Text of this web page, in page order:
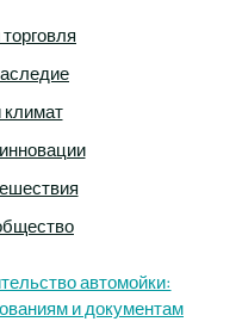
климат
автомойки:
и документам